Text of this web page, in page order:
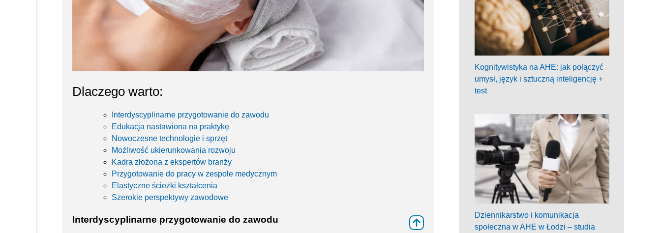
Dlaczego warto:
Interdyscyplinarne przygotowanie do zawodu
Edukacja nastawiona na praktykę
Nowoczesne technologie i sprzęt
Możliwość ukierunkowania rozwoju
Kadra złożona z ekspertów branży
Przygotowanie do pracy w zespole medycznym
Elastyczne ścieżki kształcenia
Szerokie perspektywy zawodowe
Interdyscyplinarne przygotowanie do zawodu
Kognitywistyka na AHE: jak połączyć
umysł, język i sztuczną inteligencję +
test
Dziennikarstwo i komunikacja
społeczna w AHE w Łodzi – studia